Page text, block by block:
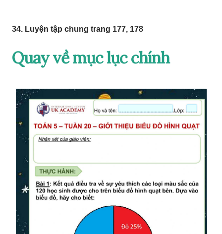
34. Luyện tập chung trang 177, 178
Quay về mục lục chính